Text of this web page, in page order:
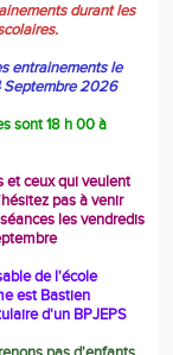
durant les
entrainements le
Septembre 2026
sont 18 h 00 à
et ceux qui veulent
pas à venir
les vendredis
de l'école
est Bastien
d'un BPJEPS